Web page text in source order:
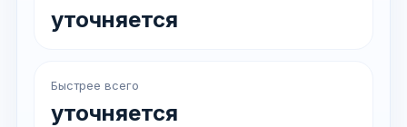
уточняется
Быстрее всего
уточняется